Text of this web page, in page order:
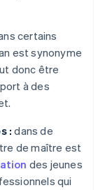
certains
est synonyme
donc être
à des
: dans de
de maître est
des jeunes
qui